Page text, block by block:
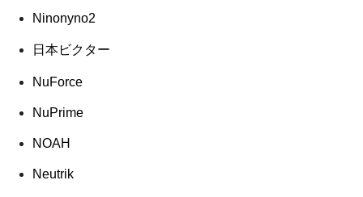
Ninonyno2
日本ビクター
NuForce
NuPrime
NOAH
Neutrik